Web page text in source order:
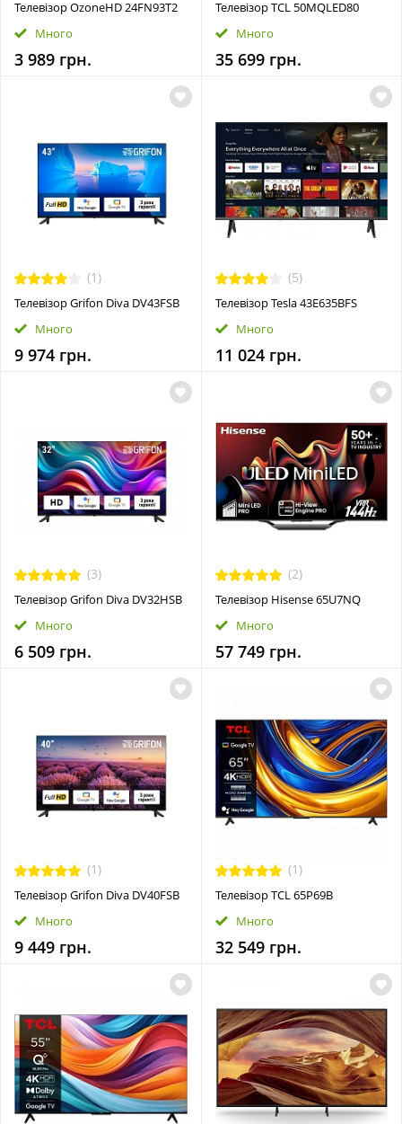
Телевiзор OzoneHD 24FN93T2
Много
3 989 грн.
Телевiзор TCL 50MQLED80
Много
35 699 грн.
(1)
Телевізор Grifon Diva DV43FSB
Много
9 974 грн.
(5)
Телевiзор Tesla 43E635BFS
Много
11 024 грн.
(3)
Телевізор Grifon Diva DV32HSB
Много
6 509 грн.
(2)
Телевізор Hisense 65U7NQ
Много
57 749 грн.
(1)
Телевізор Grifon Diva DV40FSB
Много
9 449 грн.
(1)
Телевiзор TCL 65P69B
Много
32 549 грн.